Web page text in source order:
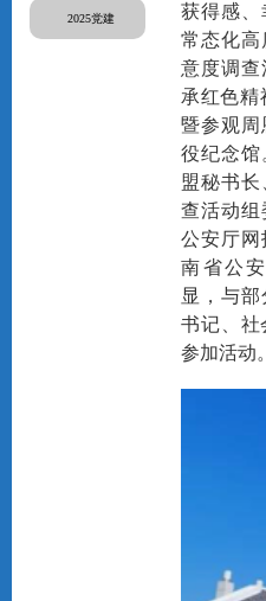
2025党建
获得感、
常态化高
意度调查
承红色精
暨参观周
役纪念馆
盟秘书长
查活动组
公安厅网
南省公
显，与
书记、社
参加活动。